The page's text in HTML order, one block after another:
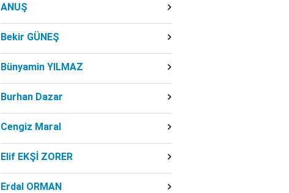
ANUŞ
Bekir GÜNEŞ
Bünyamin YILMAZ
Burhan Dazar
Cengiz Maral
Elif EKŞİ ZORER
Erdal ORMAN